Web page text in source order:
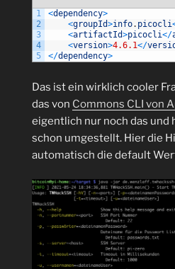
1
2
3
4
5
<dependency>
<groupId>info. picocli
<artifactId>picocli</
<version>4.6.1</
</dependency>
Das ist ein wirklich cooler
das von Commons CLI von
eigentlich nur noch das und
schon umgestellt. Hier die
automatisch die default